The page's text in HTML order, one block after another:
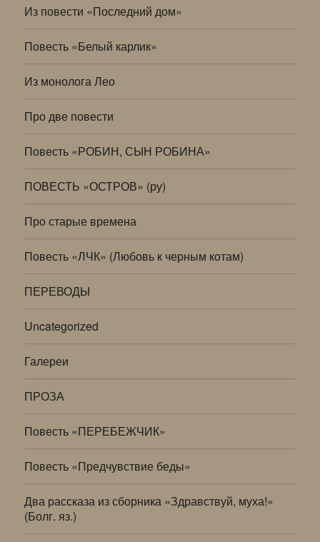
Из повести «Последний дом»
Повесть «Белый карлик»
Из монолога Лео
Про две повести
Повесть «РОБИН, СЫН РОБИНА»
ПОВЕСТЬ «ОСТРОВ» (ру)
Про старые времена
Повесть «ЛЧК» (Любовь к черным котам)
ПЕРЕВОДЫ
Uncategorized
Галереи
ПРОЗА
Повесть «ПЕРЕБЕЖЧИК»
Повесть «Предчувствие беды»
Два рассказа из сборника «Здравствуй, муха!»
(Болг. яз.)